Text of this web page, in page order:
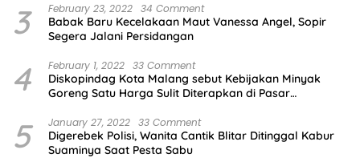
3 February 23, 2022 34 Comment
Babak Baru Kecelakaan Maut Vanessa Angel, Sopir
Segera Jalani Persidangan
4 February 1, 2022 33 Comment
Diskopindag Kota Malang sebut Kebijakan Minyak
Goreng Satu Harga Sulit Diterapkan di Pasar
5 January 27, 2022 33 Comment
Digerebek Polisi, Wanita Cantik Blitar Ditinggal Kabur
Suaminya Saat Pesta Sabu